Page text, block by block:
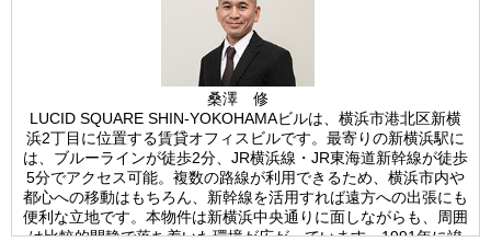
桑澤 修
LUCID SQUARE SHIN-YOKOHAMAビルは、横浜市港北区新横
浜2丁目に位置する賃貸オフィスビルです。最寄りの新横浜駅に
は、ブルーラインが徒歩2分、JR横浜線・JR東海道新幹線が徒歩
5分でアクセス可能。複数の路線が利用できるため、横浜市内や
都心への移動はもちろん、新幹線を活用すれば遠方への出張にも
便利な立地です。本物件は新横浜中央通りに面しながらも、周囲
は比較的閑静で落ち着いた環境が広がっています。1991年に竣